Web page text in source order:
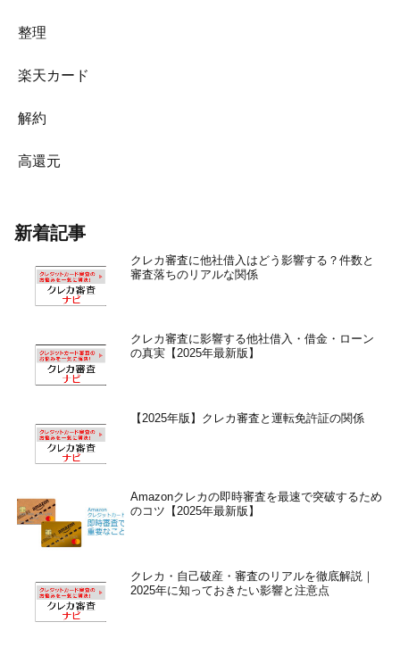
整理
楽天カード
解約
高還元
新着記事
クレカ審査に他社借入はどう影響する？件数と
審査落ちのリアルな関係
クレカ審査に影響する他社借入・借金・ローン
の真実【2025年最新版】
【2025年版】クレカ審査と運転免許証の関係
Amazonクレカの即時審査を最速で突破するため
のコツ【2025年最新版】
クレカ・自己破産・審査のリアルを徹底解説｜
2025年に知っておきたい影響と注意点